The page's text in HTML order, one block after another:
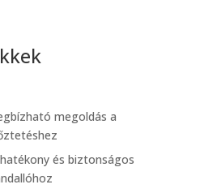
megoldás a
és biztonságos